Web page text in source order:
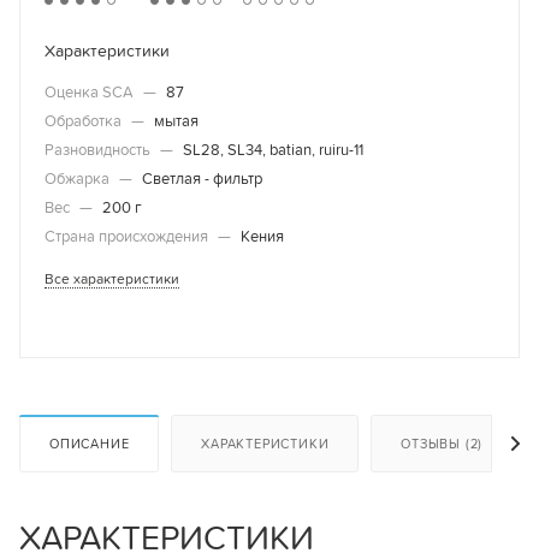
Характеристики
Оценка SCA — 87
Обработка — мытая
Разновидность — SL28, SL34, batian, ruiru-11
Обжарка — Светлая - фильтр
Вес — 200 г
Страна происхождения — Кения
Все характеристики
ОПИСАНИЕ ХАРАКТЕРИСТИКИ ОТЗЫВЫ (2)
ХАРАКТЕРИСТИКИ